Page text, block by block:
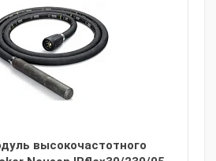
высокочастотного